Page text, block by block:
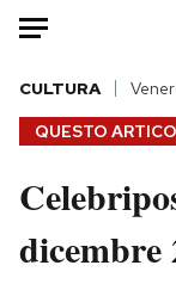
HOME
Italia
Politica
QUESTO
CULTURA
dicembre